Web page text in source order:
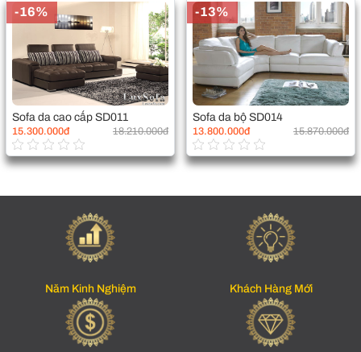
Sofa da cao cấp SD011
15.300.000đ 18.210.000đ
-16%
Sofa da bộ SD014
13.800.000đ 15.870.000đ
-13%
Năm Kinh Nghiệm Khách Hàng Mới